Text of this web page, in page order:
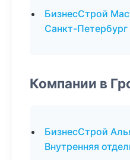
БизнесСтрой
Санкт-Петербург
Компании в
БизнесСтрой
Внутренняя